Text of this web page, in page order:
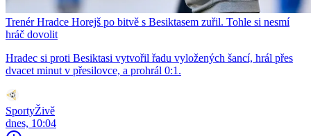
Trenér Hradce Horejš po bitvě s Besiktasem zuřil. Tohle si nesmí
hráč dovolit
Hradec si proti Besiktasi vytvořil řadu vyložených šancí, hrál přes
dvacet minut v přesilovce, a prohrál 0:1.
SportyŽivě
dnes, 10:04